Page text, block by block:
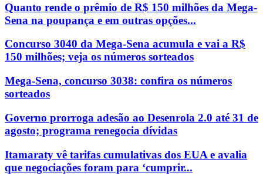
Quanto rende o prêmio de R$ 150 milhões da Mega-
Sena na poupança e em outras opções...
Concurso 3040 da Mega-Sena acumula e vai a R$
150 milhões; veja os números sorteados
Mega-Sena, concurso 3038: confira os números
sorteados
Governo prorroga adesão ao Desenrola 2.0 até 31 de
agosto; programa renegocia dívidas
Itamaraty vê tarifas cumulativas dos EUA e avalia
que negociações foram para ‘cumprir...